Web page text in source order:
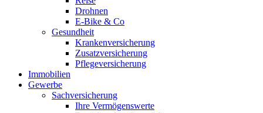
Drohnen
E-Bike & Co
Gesundheit
Krankenversicherung
Zusatzversicherung
Pflegeversicherung
Immobilien
Gewerbe
Sachversicherung
Ihre Vermögenswerte